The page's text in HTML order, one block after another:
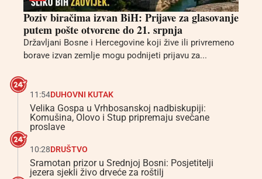
Poziv biračima izvan BiH: Prijave za glasovanje
putem pošte otvorene do 21. srpnja
Državljani Bosne i Hercegovine koji žive ili privremeno
borave izvan zemlje mogu podnijeti prijavu za...
11:54DUHOVNI KUTAK
Velika Gospa u Vrhbosanskoj nadbiskupiji:
Komušina, Olovo i Stup pripremaju svečane
proslave
10:28DRUŠTVO
Sramotan prizor u Srednjoj Bosni: Posjetitelji
jezera sjekli živo drveće za roštilj